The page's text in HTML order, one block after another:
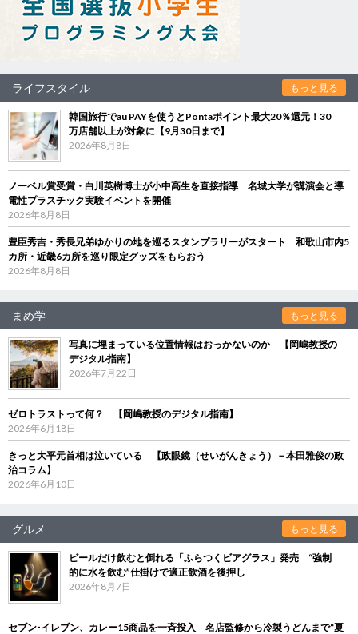
ライフスタイル もっと見る
韓国旅行でau PAYを使うとPontaポイント最大20％還元！30
万店舗以上が対象に【9月30日まで】
2026年8月8日
ノーベル賞受賞・白川英樹博士が小中高生を直接指導 名城大学が講演会と導
電性プラスチック実験イベントを開催
2026年8月8日
豊臣秀吉・秀長兄弟ゆかりの地を巡るスタンプラリーがスタート 和歌山市内5
カ所・近畿6カ所を巡り限定グッズをもらおう
2026年8月8日
まめ学 もっと見る
写真に埋まっている位置情報はおっかないのか 【岡嶋教授の
デジタル指南】
2026年7月22日
ゼロトラストって何？ 【岡嶋教授のデジタル指南】
2026年6月18日
きっと大平元首相は泣いている 【政眼鏡（せいがんきょう）－本田雅俊の政
治コラム】
2026年6月10日
グルメ もっと見る
ビールだけ飲むと倒れる「ふらつくビアグラス」発売 “強制
的に水を飲む”仕掛けで適正飲酒を後押し
2026年8月7日
セブン‐イレブン、カレー15商品を一斉投入 名店監修から冷製うどんまで“夏